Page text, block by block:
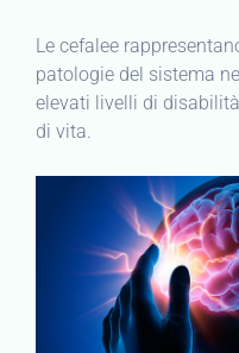
Le cefalee
patologie del sistema
elevati livelli di
di vita.